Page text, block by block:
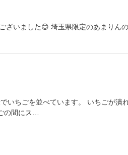
いました😊 埼玉県限定のあまりん
いちごを並べています。 いちごが潰
の間にス…